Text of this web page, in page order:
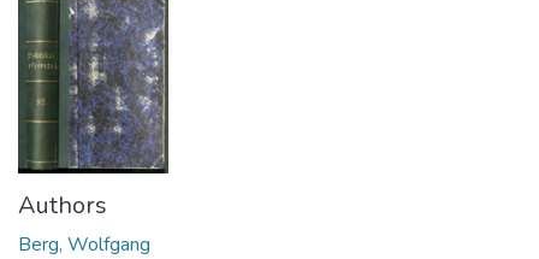
About us
Authors
Berg, Wolfgang